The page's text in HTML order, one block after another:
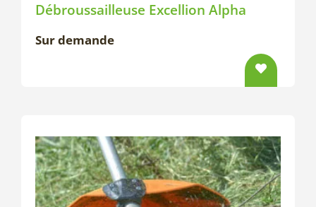
Débroussailleuse Excellion Alpha
Sur demande